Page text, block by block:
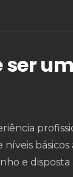
ser
e